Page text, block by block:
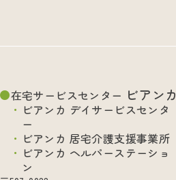
在宅サービスセンター ビアンカ
ビアンカ デイサービスセンタ
ー
ビアンカ 居宅介護支援事業所
ビアンカ ヘルパーステーショ
ン